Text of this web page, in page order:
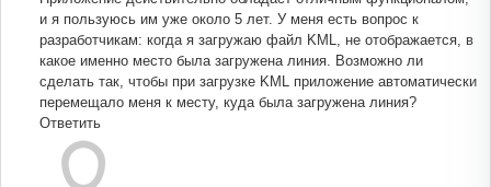
и я пользуюсь им уже около 5 лет. У меня есть вопрос к
разработчикам: когда я загружаю файл KML, не отображается, в
какое именно место была загружена линия. Возможно ли
сделать так, чтобы при загрузке KML приложение автоматически
перемещало меня к месту, куда была загружена линия?
Ответить